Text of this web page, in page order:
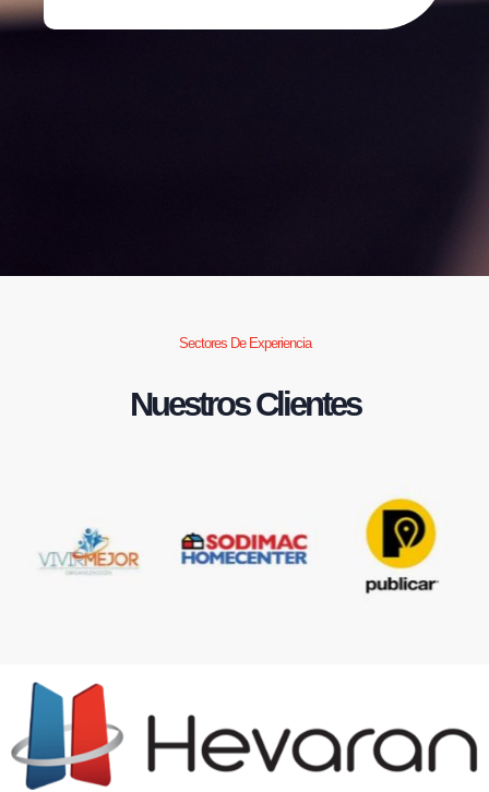
Sectores De Experiencia
Nuestros Clientes